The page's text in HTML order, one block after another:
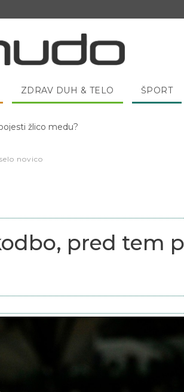
ZDRAV DUH & TELO ŠPORT
žlico medu?
novico
pred tem